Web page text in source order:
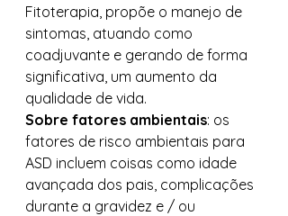
Fitoterapia, propõe o manejo de
sintomas, atuando como
coadjuvante e gerando de forma
significativa, um aumento da
qualidade de vida.
Sobre fatores ambientais: os
fatores de risco ambientais para
ASD incluem coisas como idade
avançada dos pais, complicações
durante a gravidez e / ou